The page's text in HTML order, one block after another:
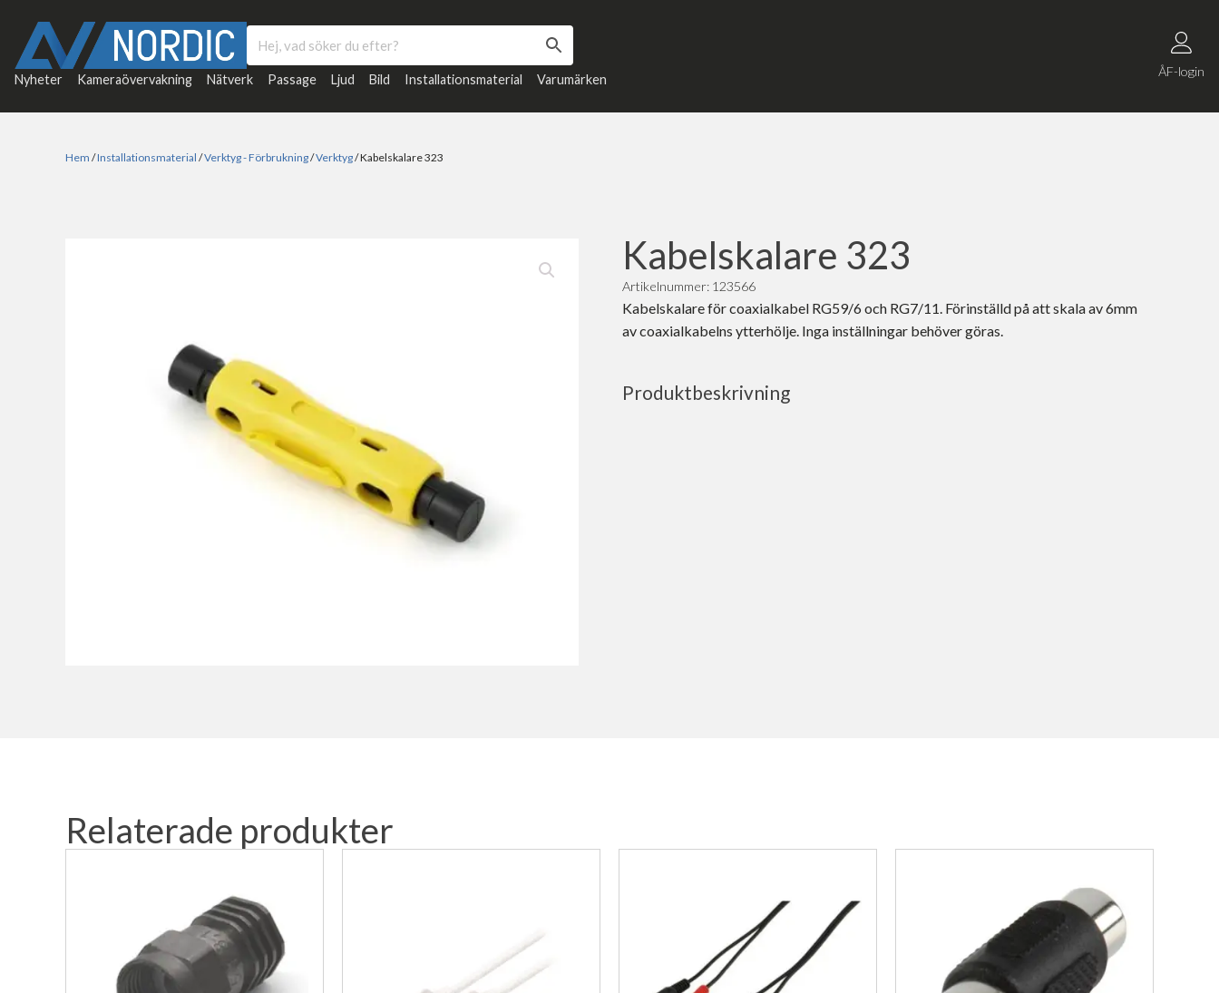
Nyheter Kameraövervakning Nätverk Passage Ljud Bild Installationsmaterial Varumärken
ÅF-login
Hem /Installationsmaterial /Verktyg - Förbrukning/Verktyg/ Kabelskalare 323
Kabelskalare 323
Artikelnummer: 123566
Kabelskalare för coaxialkabel RG59/6 och RG7/11. Förinställd på att skala av 6mm
av coaxialkabelns ytterhölje. Inga inställningar behöver göras.
Produktbeskrivning
Relaterade produkter